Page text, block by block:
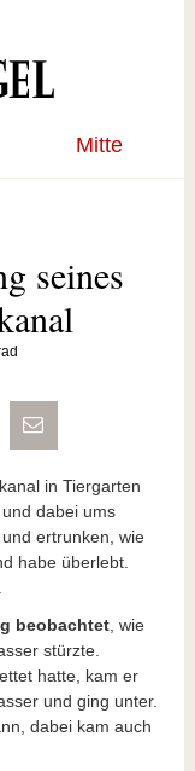
Mitte
seines
teilen
Xing teilen
in Tiergarten
dabei ums
ertrunken, wie
habe überlebt.
beobachtet, wie
stürzte.
hatte, kam er
und ging unter.
dabei kam auch